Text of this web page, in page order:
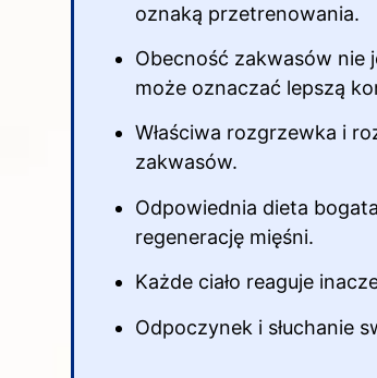
oznaką przetrenowania.
Obecność zakwasów nie
może oznaczać lepszą
Właściwa rozgrzewka i
zakwasów.
Odpowiednia dieta
regenerację mięśni.
Każde ciało reaguje
Odpoczynek i słuchanie